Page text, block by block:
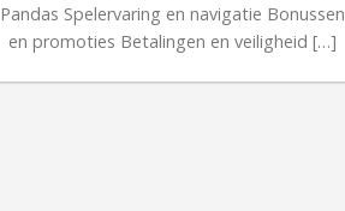
Pandas Spelervaring en navigatie Bonussen
en promoties Betalingen en veiligheid […]